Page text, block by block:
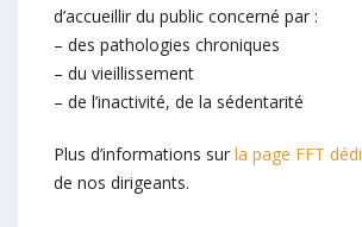
d’accueillir du public concerné par :
– des pathologies chroniques
– du vieillissement
– de l’inactivité, de la sédentarité
Plus d’informations sur la page FFT
de nos dirigeants.